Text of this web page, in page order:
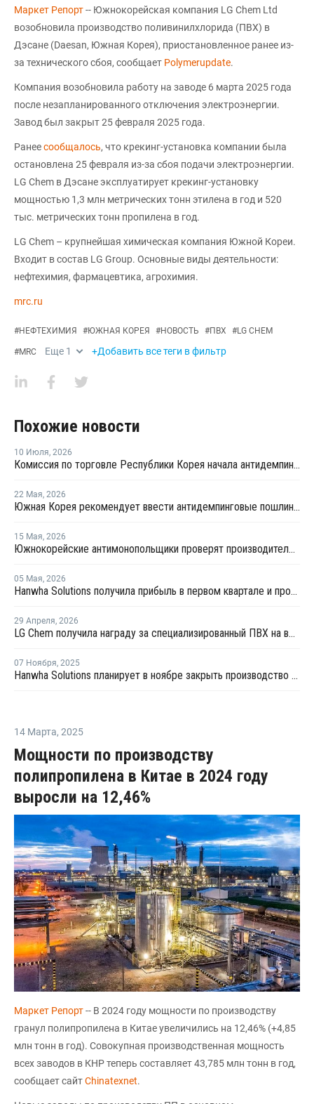
Маркет Репорт-- Южнокорейская компания LG Chem Ltd
возобновила производство поливинилхлорида (ПВХ) в
Дэсане (Daesan, Южная Корея), приостановленное ранее из-
за технического сбоя, сообщает Polymerupdate.
Компания возобновила работу на заводе 6 марта 2025 года
после незапланированного отключения электроэнергии.
Завод был закрыт 25 февраля 2025 года.
Ранеесообщалось, что крекинг-установка компании была
остановлена 25 февраля из-за сбоя подачи электроэнергии.
LG Chem в Дэсане эксплуатирует крекинг-установку
мощностью 1,3 млн метрических тонн этилена в год и 520
тыс. метрических тонн пропилена в год.
LG Chem – крупнейшая химическая компания Южной Кореи.
Входит в состав LG Group. Основные виды деятельности:
нефтехимия, фармацевтика, агрохимия.
mrc.ru
#НЕФТЕХИМИЯ #ЮЖНАЯ КОРЕЯ #НОВОСТЬ #ПВХ #LG CHEM
#MRC Еще 1 +Добавить все теги в фильтр
Похожие новости
10 Июля, 2026
Комиссия по торговле Республики Корея начала антидемпинговое расследование в отношении китайского ПВХ-С
22 Мая, 2026
Южная Корея рекомендует ввести антидемпинговые пошлины на пастообразный ПВХ в Европе
15 Мая, 2026
Южнокорейские антимонопольщики проверят производителей ПВХ на предмет картельного сговора
05 Мая, 2026
Hanwha Solutions получила прибыль в первом квартале и прогнозирует рост прибыли далее
29 Апреля, 2026
LG Chem получила награду за специализированный ПВХ на выставке Chinaplas 2026
07 Ноября, 2025
Hanwha Solutions планирует в ноябре закрыть производство ПВХ в Ульсане на ремонт
14 Марта, 2025
Мощности по производству
полипропилена в Китае в 2024 году
выросли на 12,46%
Маркет Репорт-- В 2024 году мощности по производству
гранул полипропилена в Китае увеличились на 12,46% (+4,85
млн тонн в год). Совокупная производственная мощность
всех заводов в КНР теперь составляет 43,785 млн тонн в год,
сообщает сайтChinatexnet.